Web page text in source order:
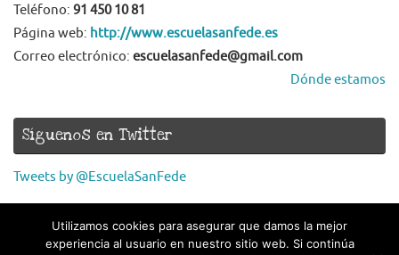
Teléfono: 91 450 10 81
Página web: http://www.escuelasanfede.es
Correo electrónico: escuelasanfede@gmail.com
Dónde estamos
Síguenos en Twitter
Tweets by @EscuelaSanFede
Utilizamos cookies para asegurar que damos la mejor
experiencia al usuario en nuestro sitio web. Si continúa